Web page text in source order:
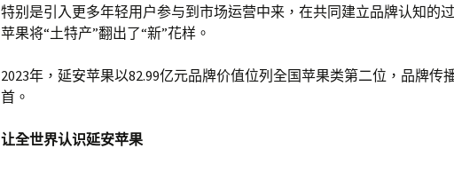
特别是引入更多年轻用户参与到市场运营中来，在共同建立品牌认知的
苹果将“土特产”翻出了“新”花样。
2023年，延安苹果以82.99亿元品牌价值位列全国苹果类第二位，品牌传
首。
让全世界认识延安苹果